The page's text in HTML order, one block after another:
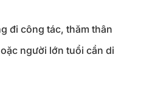
đi công tác, thăm thân
người lớn tuổi cần di